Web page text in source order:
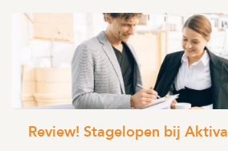
Review! Stagelopen bij Aktiva